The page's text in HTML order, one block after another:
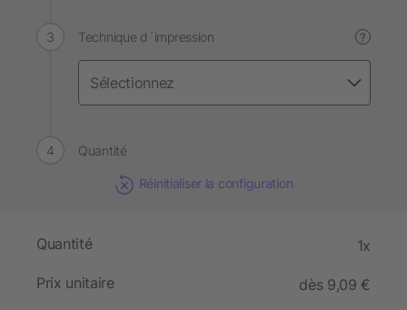
Technique d´impression ?
Quantité
Réinitialiser la configuration
Quantité 1x
Prix unitaire
dès 9,09 €